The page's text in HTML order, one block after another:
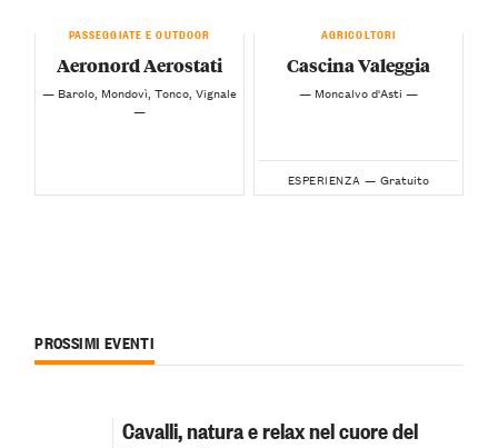
PASSEGGIATE E OUTDOOR
Aeronord Aerostati
— Barolo, Mondovì, Tonco, Vignale
—
AGRICOLTORI
Cascina Valeggia
— Moncalvo d'Asti —
ESPERIENZA — Gratuito
PROSSIMI EVENTI
Cavalli, natura e relax nel cuore del